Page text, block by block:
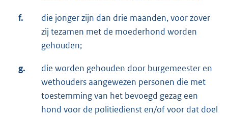
f.
die jonger zijn dan drie maanden, voor zover
zij tezamen met de moederhond worden
gehouden;
g.
die worden gehouden door burgemeester en
wethouders aangewezen personen die met
toestemming van het bevoegd gezag een
hond voor de politiedienst en/of voor dat doel